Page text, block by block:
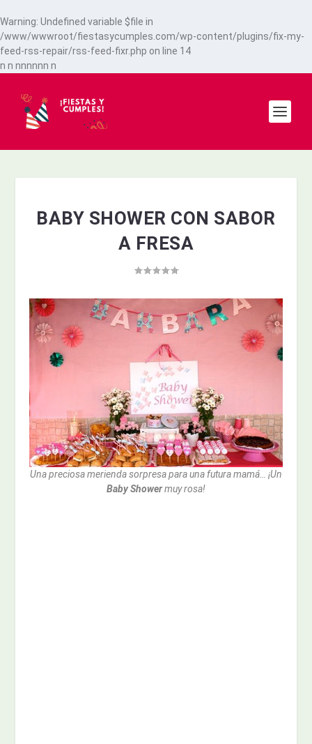
Warning: Undefined variable $file in
/www/wwwroot/fiestasycumples.com/wp-content/plugins/fix-my-
feed-rss-repair/rss-feed-fixr.php on line 14
n n nnnnnn n
BABY SHOWER CON SABOR
A FRESA
Una preciosa merienda sorpresa para una futura mamá… ¡Un
Baby Showermuy rosa!